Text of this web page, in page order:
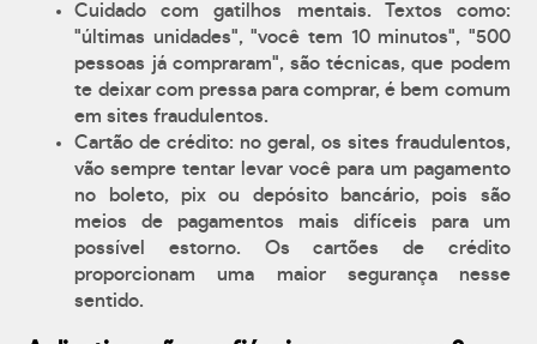
Cuidado com gatilhos mentais. Textos como:
"últimas unidades", "você tem 10 minutos", "500
pessoas já compraram", são técnicas, que podem
te deixar com pressa para comprar, é bem comum
em sites fraudulentos.
Cartão de crédito: no geral, os sites fraudulentos,
vão sempre tentar levar você para um pagamento
no boleto, pix ou depósito bancário, pois são
meios de pagamentos mais difíceis para um
possível estorno. Os cartões de crédito
proporcionam uma maior segurança nesse
sentido.